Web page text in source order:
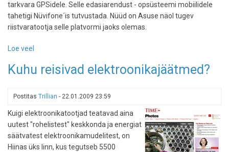
tarkvara GPSidele. Selle edasiarendust - opsüsteemi mobiilidele
tahetigi Nüvifone´is tutvustada. Nüüd on Asuse näol tugev
riistvaratootja selle platvormi jaoks olemas.
Loe veel
Asus
tootma
´i
GPS-
telefoni
Kuhu reisivad elektroonikajäätmed?
Postitas Trillian - 22.01.2009 23:59
Kuigi elektroonikatootjad teatavad aina
uutest "rohelistest" keskkonda ja energiat
säätvatest elektroonikamudelitest, on
Hiinas üks linn, kus tegutseb 5500